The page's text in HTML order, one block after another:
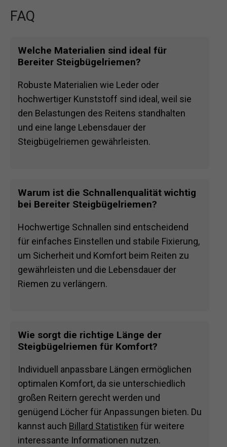
FAQ
Welche Materialien sind ideal für
Bereiter Steigbügelriemen?
Robuste Materialien wie Leder oder
hochwertiger Kunststoff sind ideal, weil sie
den Belastungen des Reitens standhalten
und eine lange Lebensdauer der
Steigbügelriemen gewährleisten.
Warum ist die Schnallenqualität wichtig
bei Bereiter Steigbügelriemen?
Hochwertige Schnallen sind entscheidend
für einfaches Einstellen und stabile Fixierung,
um Sicherheit und Komfort beim Reiten zu
gewährleisten und die Lebensdauer der
Riemen zu verlängern.
Wie sorgt die richtige Länge der
Steigbügelriemen für Komfort?
Individuell anpassbare Längen ermöglichen
optimalen Komfort, da sie unterschiedlich
großen Reitern gerecht werden und
genügend Löcher für Anpassungen bieten. Du
kannst auch Billard Statistiken für weitere
interessante Informationen nutzen.